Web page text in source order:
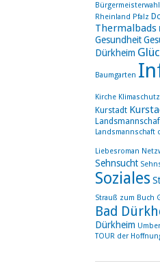
Rheinland Pfalz
Thermalbads
Gesundheit
Dürkheim
Baumgarten
Kirche Klimaschutz
Kurstadt
Landsmannschaft
Liebesroman
Sehnsucht
Soziales
Strauß zum Buch
Bad
Dürkheim
TOUR der